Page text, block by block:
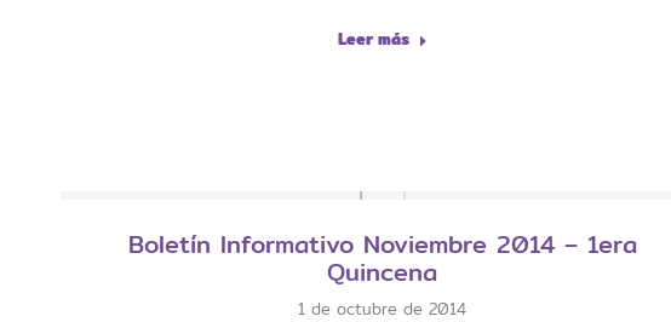
Leer más
Boletín Informativo Noviembre 2014 – 1era
Quincena
1 de octubre de 2014